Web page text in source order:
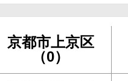
京都市上京区
（0）